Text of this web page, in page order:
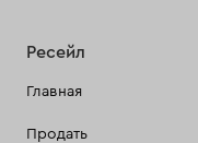
Ресейл
Главная
Продать